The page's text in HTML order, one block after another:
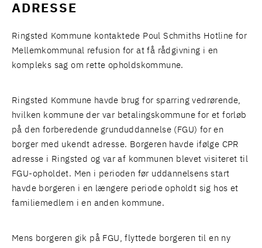
ADRESSE
Ringsted Kommune kontaktede Poul Schmiths Hotline for
Mellemkommunal refusion for at få rådgivning i en
kompleks sag om rette opholdskommune.
Ringsted Kommune havde brug for sparring vedrørende,
hvilken kommune der var betalingskommune for et forløb
på den forberedende grunduddannelse (FGU) for en
borger med ukendt adresse. Borgeren havde ifølge CPR
adresse i Ringsted og var af kommunen blevet visiteret til
FGU-opholdet. Men i perioden før uddannelsens start
havde borgeren i en længere periode opholdt sig hos et
familiemedlem i en anden kommune.
Mens borgeren gik på FGU, flyttede borgeren til en ny